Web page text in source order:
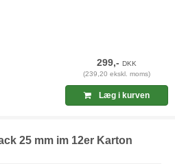
299,-DKK
(239,20 ekskl. moms)
Læg i kurven
25 mm im 12er Karton